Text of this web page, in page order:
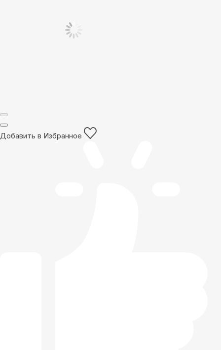
Добавить в Избранное